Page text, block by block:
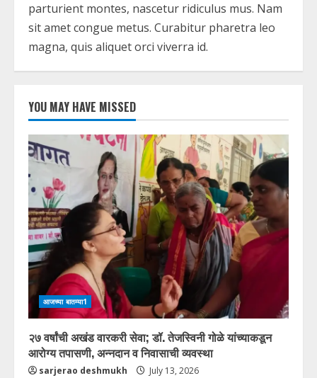
parturient montes, nascetur ridiculus mus. Nam
sit amet congue metus. Curabitur pharetra leo
magna, quis aliquet orci viverra id.
YOU MAY HAVE MISSED
आजच्या बातम्या1
२७ वर्षांची अखंड वारकरी सेवा; डॉ. तेजस्विनी गोळे यांच्याकडून
आरोग्य तपासणी, अन्नदान व निवासाची व्यवस्था
sarjerao deshmukh July 13, 2026